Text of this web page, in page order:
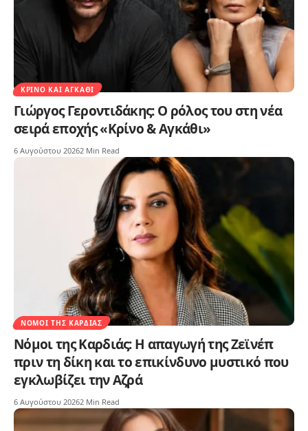
ΚΡΊΝΟ ΚΑΙ ΑΓΚΆΘΙ
Γιώργος Γεροντιδάκης: Ο ρόλος του στη νέα
σειρά εποχής «Κρίνο & Αγκάθι»
6 Αυγούστου 20262 Min Read
ΝΌΜΟΙ ΤΗΣ ΚΑΡΔΙΆΣ
Νόμοι της Καρδιάς: Η απαγωγή της Ζεϊνέπ
πριν τη δίκη και το επικίνδυνο μυστικό που
εγκλωβίζει την Αζρά
6 Αυγούστου 20262 Min Read